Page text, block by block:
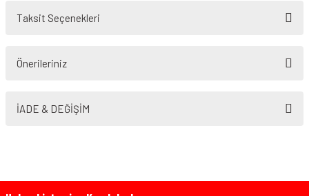
Taksit Seçenekleri
Önerileriniz
yetersiz gördüğünüz noktaları öneri formunu kullanarak tarafımıza
İADE & DEĞİŞİM